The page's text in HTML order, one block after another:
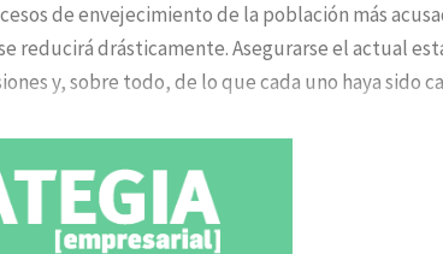
de envejecimiento de la población más
reducirá drásticamente. Asegurarse el actual
y, sobre todo, de lo que cada uno haya sido